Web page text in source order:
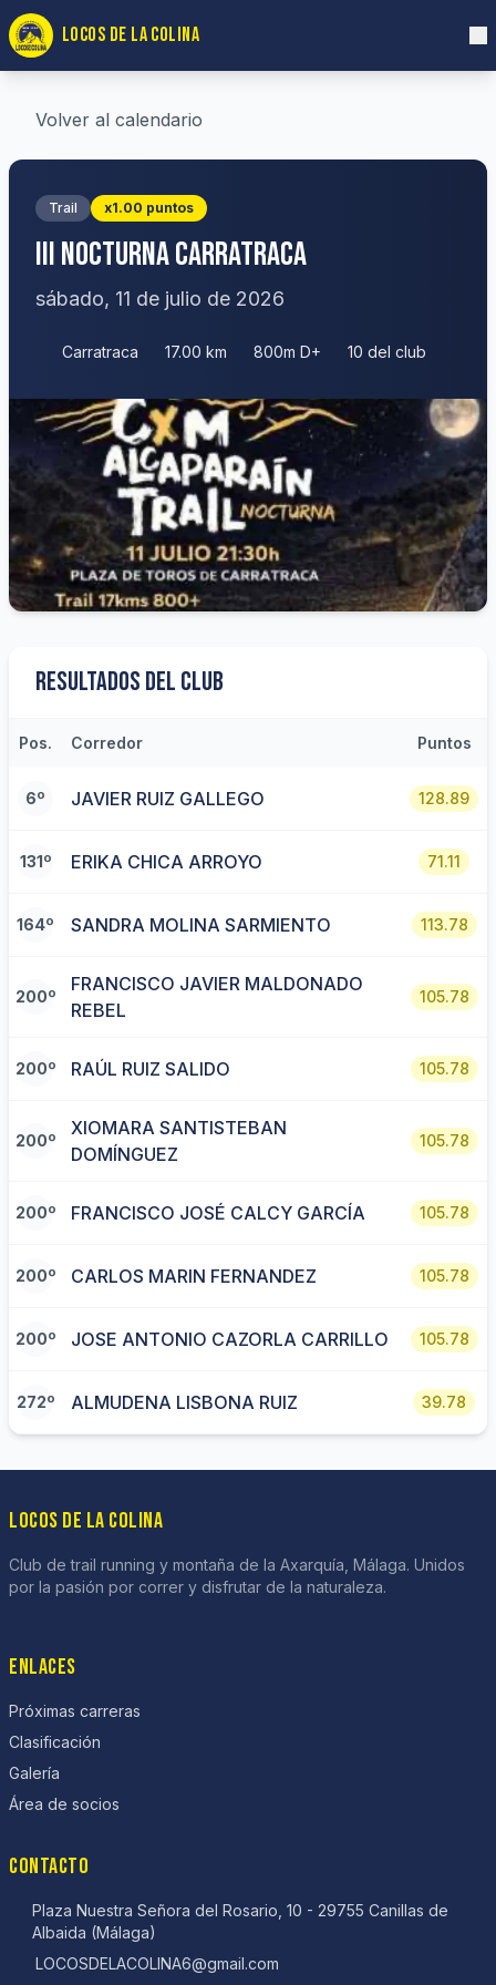
LOCOS DE LA COLINA
Volver al calendario
Trail x1.00 puntos
III NOCTURNA CARRATRACA
sábado, 11 de julio de 2026
Carratraca 17.00 km 800m D+ 10 del club
Resultados del Club
Pos. Corredor Puntos
6º JAVIER RUIZ GALLEGO 128.89
131º ERIKA CHICA ARROYO 71.11
164º SANDRA MOLINA SARMIENTO 113.78
200º
FRANCISCO JAVIER MALDONADO
REBEL
105.78
200º RAÚL RUIZ SALIDO 105.78
200º
XIOMARA SANTISTEBAN
DOMÍNGUEZ
105.78
200º FRANCISCO JOSÉ CALCY GARCÍA 105.78
200º CARLOS MARIN FERNANDEZ 105.78
200º JOSE ANTONIO CAZORLA CARRILLO 105.78
272º ALMUDENA LISBONA RUIZ 39.78
LOCOS DE LA COLINA
Club de trail running y montaña de la Axarquía, Málaga. Unidos
por la pasión por correr y disfrutar de la naturaleza.
ENLACES
Próximas carreras
Clasificación
Galería
Área de socios
CONTACTO
Plaza Nuestra Señora del Rosario, 10 - 29755 Canillas de
Albaida (Málaga)
LOCOSDELACOLINA6@gmail.com